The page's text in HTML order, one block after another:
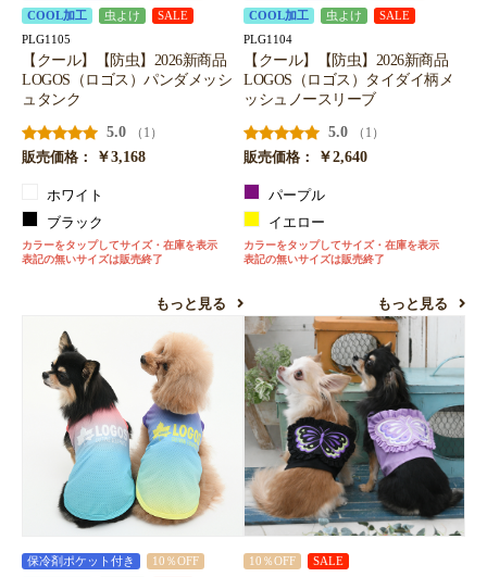
COOL加工
虫よけ SALE
PLG1105
【クール】【防虫】2026新商品
LOGOS（ロゴス）パンダメッシ
ュタンク
5.0
（1）
販売価格：
￥3,168
ホワイト
ブラック
カラーをタップしてサイズ・在庫を表示
表記の無いサイズは販売終了
もっと見る
COOL加工
虫よけ SALE
PLG1104
【クール】【防虫】2026新商品
LOGOS（ロゴス）タイダイ柄メ
ッシュノースリーブ
5.0
（1）
販売価格：
￥2,640
パープル
イエロー
カラーをタップしてサイズ・在庫を表示
表記の無いサイズは販売終了
もっと見る
保冷剤ポケット付き
10％OFF
10％OFF SALE